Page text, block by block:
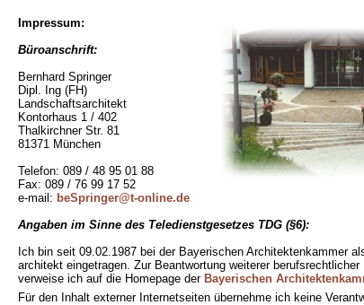
Impressum:
Büroanschrift:
Bernhard Springer
Dipl. Ing (FH)
Landschaftsarchitekt
Kontorhaus 1 / 402
Thalkirchner Str. 81
81371 München
Telefon: 089 / 48 95 01 88
Fax: 089 / 76 99 17 52
e-mail: beSpringer@t-online.de
Angaben im Sinne des Teledienstgesetzes TDG (§6):
Ich bin seit 09.02.1987 bei der Bayerischen Architektenkammer
architekt eingetragen. Zur Beantwortung weiterer berufsrechtlicher
verweise ich auf die Homepage der Bayerischen
Für den Inhalt externer Internetseiten übernehme ich keine